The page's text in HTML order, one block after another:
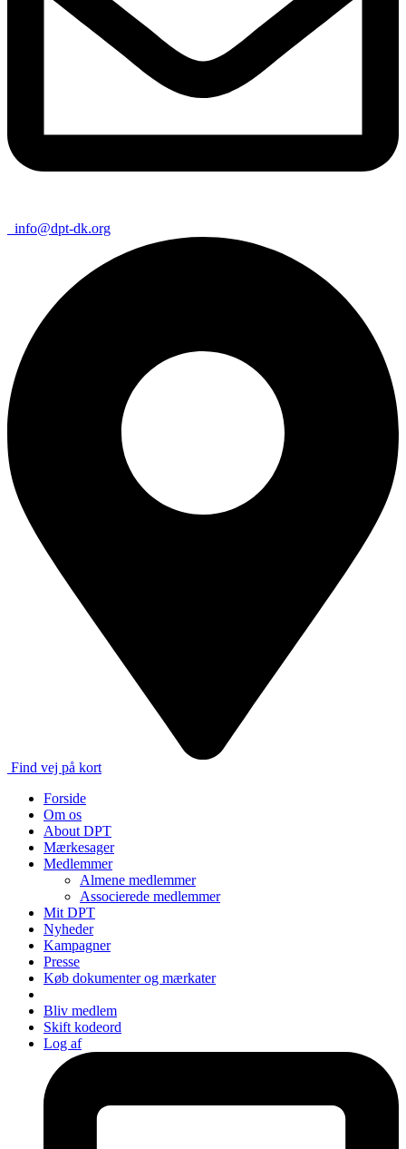
info@dpt-dk.org
Find vej på kort
Forside
Om os
About DPT
Mærkesager
Medlemmer
Almene medlemmer
Associerede medlemmer
Mit DPT
Nyheder
Kampagner
Presse
Køb dokumenter og mærkater
Bliv medlem
Skift kodeord
Log af